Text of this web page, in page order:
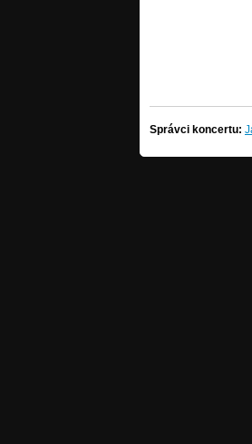
Správci koncertu: